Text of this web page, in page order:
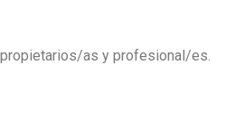
as y profesional/es.